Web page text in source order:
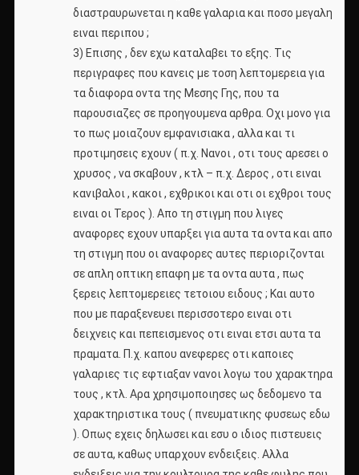
διαστραυρωνεται η καθε γαλαρια και ποσο μεγαλη
ειναι περιπου ;
3) Επισης , δεν εχω καταλαβει το εξης. Τις
περιγραφες που κανεις με τοση λεπτομερεια για
τα διαφορα οντα της Μεσης Γης, που τα
παρουσιαζες σε προηγουμενα αρθρα. Οχι μονο για
το πως μοιαζουν εμφανισιακα , αλλα και τι
προτιμησεις εχουν ( π.χ. Νανοι , οτι τους αρεσει ο
χρυσος , να σκαβουν , κτλ – π.χ. Δερος , οτι ειναι
κανιβαλοι , κακοι , εχθρικοι και οτι οι εχθροι τους
ειναι οι Τερος ). Απο τη στιγμη που λιγες
αναφορες εχουν υπαρξει για αυτα τα οντα και απο
τη στιγμη που οι αναφορες αυτες περιοριζονται
σε απλη οπτικη επαφη με τα οντα αυτα , πως
ξερεις λεπτομερειες τετοιου ειδους ; Και αυτο
που με παραξενευει περισσοτερο ειναι οτι
δειχνεις και πεπεισμενος οτι ειναι ετσι αυτα τα
πραματα. Π.χ. καπου ανεφερες οτι καποιες
γαλαριες τις εφτιαξαν νανοι λογω του χαρακτηρα
τους , κτλ. Αρα χρησιμοποιησες ως δεδομενο τα
χαρακτηριστικα τους ( πνευματικης φυσεως εδω
). Οπως εχεις δηλωσει και εσυ ο ιδιος πιστευεις
σε αυτα, καθως υπαρχουν ενδειξεις. Αλλα